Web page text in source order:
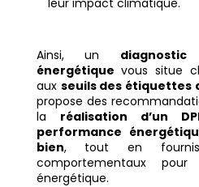
Ainsi, un
énergétique vous situe
aux seuils des étiquettes
propose des
la réalisation d’un
performance
bien, tout en
comportementaux
énergétique.